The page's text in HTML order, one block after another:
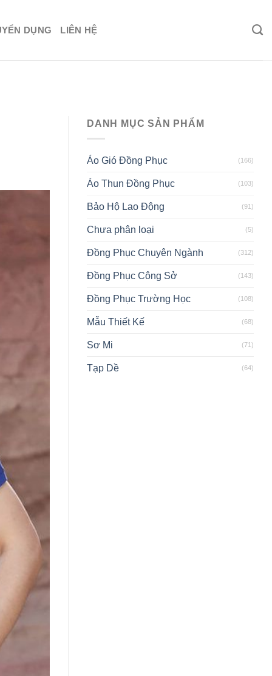
DỤNG LIÊN HỆ
DANH MỤC SẢN PHẨM
Áo Gió Đồng Phục (166)
Áo Thun Đồng Phục (103)
Bảo Hộ Lao Động (91)
Chưa phân loại (5)
Đồng Phục Chuyên Ngành (312)
Đồng Phục Công Sở (143)
Đồng Phục Trường Học (108)
Mẫu Thiết Kế (68)
Sơ Mi (71)
Tạp Dề (64)